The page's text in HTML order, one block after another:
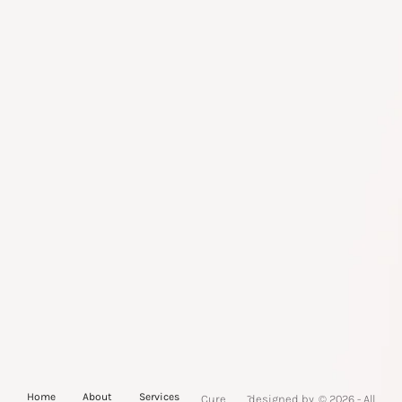
Home About Services Cure -designed by © 2026 - All